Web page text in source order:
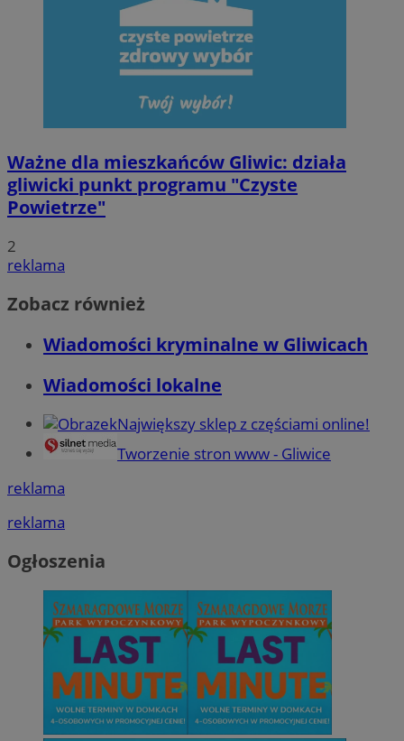
Ważne dla mieszkańców Gliwic: działa
gliwicki punkt programu "Czyste
Powietrze"
2
reklama
Zobacz również
Wiadomości kryminalne w Gliwicach
Wiadomości lokalne
Największy sklep z częściami online!
Tworzenie stron www - Gliwice
reklama
reklama
Ogłoszenia